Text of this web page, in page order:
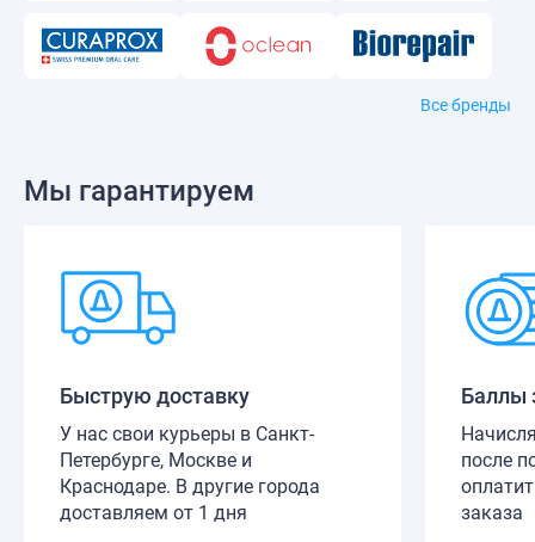
Все бренды
Мы гарантируем
Быструю доставку
У нас свои курьеры в Санкт-
Петербурге, Москве и
Краснодаре. В другие города
доставляем от 1 дня
Баллы
после
заказа